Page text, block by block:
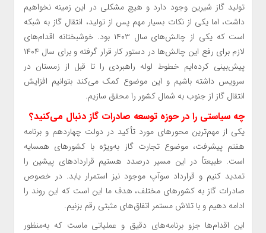
تولید گاز شیرین وجود دارد و هیچ مشکلی در این زمینه نخواهیم
داشت، اما یکی از نکات بسیار مهم پس از تولید، انتقال گاز به شبکه
است که یکی از چالش‌های سال ۱۴۰۳ بود. خوشبختانه اقدام‌های
لازم برای رفع این چالش‌ها در دستور کار قرار گرفته و برای سال ۱۴۰۴
پیش‌بینی کرده‌ایم خطوط لوله راهبردی را تا قبل از زمستان در
سرویس داشته باشیم و این موضوع کمک می‌کند بتوانیم افزایش
انتقال گاز از جنوب به شمال کشور را محقق سازیم.
چه سیاستی را در حوزه توسعه صادرات گاز دنبال می‌کنید؟
یکی از مهم‌ترین محور‌های مورد تأکید در دولت چهاردهم و برنامه
هفتم پیشرفت، موضوع تجارت گاز به‌ویژه با کشور‌های همسایه
است. طبیعتاً در این مسیر درصدد هستیم قرارداد‌های پیشین را
تمدید کنیم و قرارداد سوآپ موجود نیز استمرار یابد. در خصوص
صادرات گاز به کشور‌های مختلف، هدف ما این است که این روند را
ادامه دهیم و با تلاش مستمر اتفاق‌های مثبتی رقم بزنیم.
این اقدام‌ها جزو برنامه‌های دقیق و عملیاتی ماست که به‌منظور